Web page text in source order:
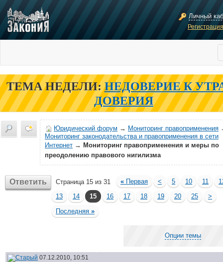
Личный
ТЕМА НЕДЕЛИ: НЕДОВЕРИЕ К
ДОВЕРИЯ
Юридический форум → Мониторинг правоприменения
Мониторинг законодательства и правоприменения в сети
Интернет → Мониторинг правоприменения и меры по
преодолению правового нигилизма
Ответить Страница 15 из 31 « Первая < 5 10 11
13
14 15 16 17 18 19 20 25
>
Последняя »
Опции темы
07.12.2010, 10:51